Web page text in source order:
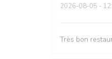
2026-08-05 -
Très bon